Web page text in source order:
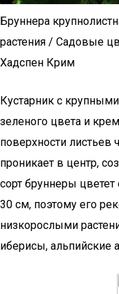
Бруннера
растения / Садовые
Хадспен Крим
Кустарник с
зеленого цвета и
поверхности листьев
проникает в центр,
сорт бруннеры
30 см, поэтому его
низкорослыми
иберисы, альпийские